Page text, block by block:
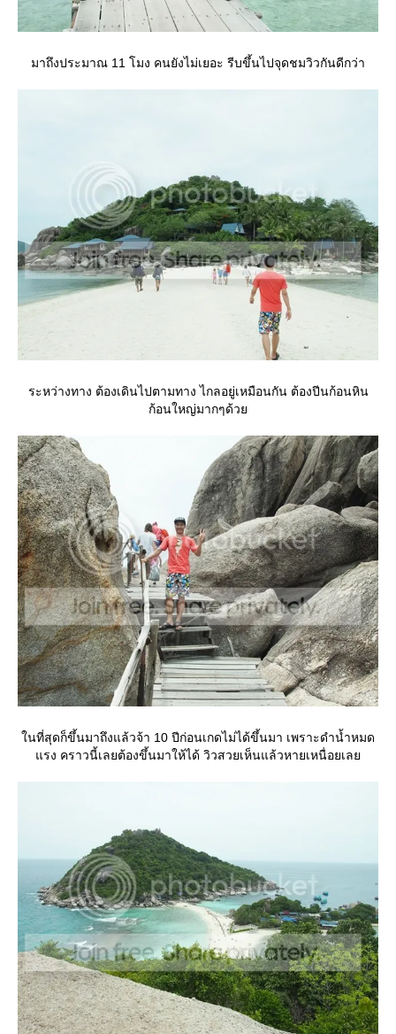
มาถึงประมาณ 11 โมง คนยังไม่เยอะ รีบขึ้นไปจุดชมวิวกันดีกว่า
ระหว่างทาง ต้องเดินไปตามทาง ไกลอยู่เหมือนกัน ต้องปีนก้อนหิน
ก้อนใหญ่มากๆด้ว
นที่สุดก็ขึ้นมาถึงแล้วจ้า 10 ปีก่อนเกดไม่ได้ขึ้นมา เพราะดำน้ำหมด
รง คราวนี้เลยต้องขึ้นมาให้ได้ วิวสวยเห็นแล้วหายเหนื่อยเล